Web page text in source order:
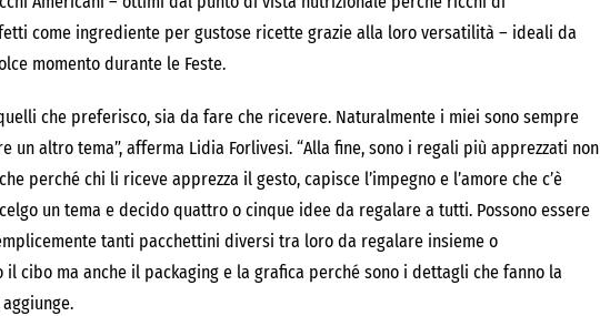
come ingrediente per gustose ricette grazie alla loro versatilità – ideali da
momento durante le Feste.
che preferisco, sia da fare che ricevere. Naturalmente i miei sono sempre
altro tema”, afferma Lidia Forlivesi. “Alla fine, sono i regali più apprezzati non
perché chi li riceve apprezza il gesto, capisce l’impegno e l’amore che c’è
un tema e decido quattro o cinque idee da regalare a tutti. Possono essere
tanti pacchettini diversi tra loro da regalare insieme o
cibo ma anche il packaging e la grafica perché sono i dettagli che fanno la